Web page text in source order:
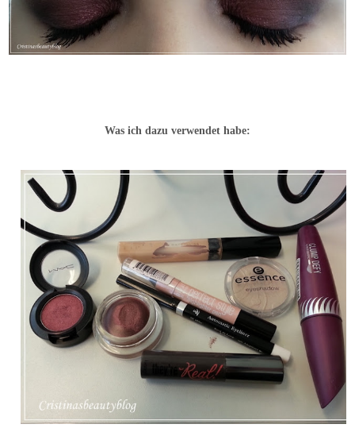
Was ich dazu verwendet habe: